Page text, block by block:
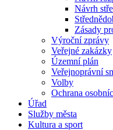
Návrh
Zásady
Výroční zprávy
Veřejné zakázky
Územní plán
Veřejnoprávní
Volby
Ochrana
Úřad
Služby města
Kultura a sport